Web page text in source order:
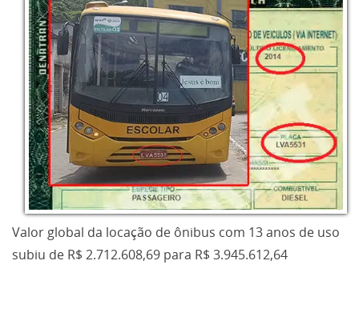
Valor global da locação de ônibus com 13 anos de uso
subiu de R$ 2.712.608,69 para R$ 3.945.612,64